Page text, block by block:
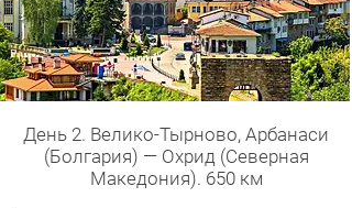
День 2. Велико-Тырново, Арбанаси
(Болгария) — Охрид (Северная
Македония). 650 км